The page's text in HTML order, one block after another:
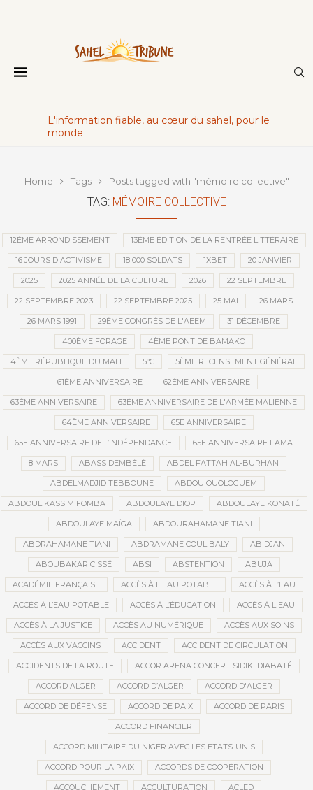
L'information fiable, au cœur du sahel, pour le
monde
Home Tags Posts tagged with "mémoire collective"
TAG: MÉMOIRE COLLECTIVE
12ÈME ARRONDISSEMENT 13ÈME ÉDITION DE LA RENTRÉE LITTÉRAIRE
16 JOURS D'ACTIVISME 18 000 SOLDATS 1XBET 20 JANVIER
2025 2025 ANNÉE DE LA CULTURE 2026 22 SEPTEMBRE
22 SEPTEMBRE 2023 22 SEPTEMBRE 2025 25 MAI 26 MARS
26 MARS 1991 29ÈME CONGRÈS DE L'AEEM 31 DÉCEMBRE
400ÈME FORAGE 4ÈME PONT DE BAMAKO
4ÈME RÉPUBLIQUE DU MALI 5°C 5ÈME RECENSEMENT GÉNÉRAL
61ÈME ANNIVERSAIRE 62ÈME ANNIVERSAIRE
63ÈME ANNIVERSAIRE 63ÈME ANNIVERSAIRE DE L'ARMÉE MALIENNE
64ÈME ANNIVERSAIRE 65E ANNIVERSAIRE
65E ANNIVERSAIRE DE L’INDÉPENDANCE 65E ANNIVERSAIRE FAMA
8 MARS ABASS DEMBÉLÉ ABDEL FATTAH AL-BURHAN
ABDELMADJID TEBBOUNE ABDOU OUOLOGUEM
ABDOUL KASSIM FOMBA ABDOULAYE DIOP ABDOULAYE KONATÉ
ABDOULAYE MAÏGA ABDOURAHAMANE TIANI
ABDRAHAMANE TIANI ABDRAMANE COULIBALY ABIDJAN
ABOUBAKAR CISSÉ ABSI ABSTENTION ABUJA
ACADÉMIE FRANÇAISE ACCÈS À L'EAU POTABLE ACCÈS À L’EAU
ACCÈS À L’EAU POTABLE ACCÈS À L’ÉDUCATION ACCÈS À L'EAU
ACCÈS À LA JUSTICE ACCÈS AU NUMÉRIQUE ACCÈS AUX SOINS
ACCÈS AUX VACCINS ACCIDENT ACCIDENT DE CIRCULATION
ACCIDENTS DE LA ROUTE ACCOR ARENA CONCERT SIDIKI DIABATÉ
ACCORD ALGER ACCORD D’ALGER ACCORD D'ALGER
ACCORD DE DÉFENSE ACCORD DE PAIX ACCORD DE PARIS
ACCORD FINANCIER
ACCORD MILITAIRE DU NIGER AVEC LES ETATS-UNIS
ACCORD POUR LA PAIX ACCORDS DE COOPÉRATION
ACCOUCHEMENT ACCULTURATION ACLED